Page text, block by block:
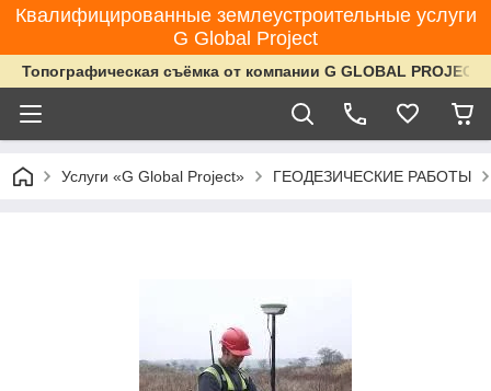
Квалифицированные землеустроительные услуги
G Global Project
Топографическая съёмка от компании G GLOBAL PROJECT
Услуги «G Global Project» ГЕОДЕЗИЧЕСКИЕ РАБОТЫ